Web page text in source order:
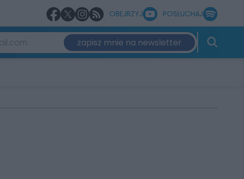
OBEJRZYJ POSŁUCHAJ
zapisz mnie na newsletter